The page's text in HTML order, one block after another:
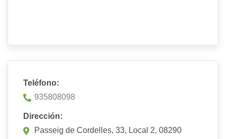
Teléfono:
935808098
Dirección:
Passeig de Cordelles, 33, Local 2, 08290